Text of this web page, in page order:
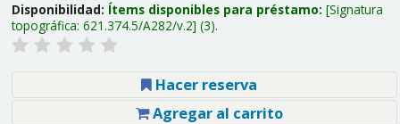
Disponibilidad: Ítems disponibles para préstamo: Signatura
topográfica: 621.374.5/A282/v.2 (3).
Hacer reserva
Agregar al carrito